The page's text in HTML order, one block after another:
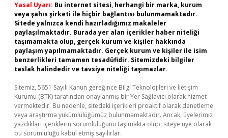
Yasal Uyarı: Bu internet sitesi, herhangi bir marka, kurum
veya şahıs şirketi ile hiçbir bağlantısı bulunmamaktadır.
Sitede yalnızca kendi hazırladığımız makaleler
paylaşılmaktadır. Burada yer alan içerikler haber niteliği
taşımamakta olup, gerçek kurum ve kişiler hakkında
paylaşım yapılmamaktadır. Gerçek kurum ve kişiler ile isim
benzerlikleri tamamen tesadüfidir. Sitemizdeki bilgiler
taslak halindedir ve tavsiye niteliği taşımazlar.
Sitemiz, 5651 Sayılı Kanun gereğince Bilgi Teknolojileri ve İletişim
Kurumu (BTK) tarafından onaylanmış bir Yer Sağlayıcı olarak hizmet
vermektedir. Bu nedenle, sitedeki içerikleri proaktif olarak denetleme
veya araştırma yükümlülüğümüz bulunmamaktadır. Ancak, üyelerimiz
yazdıkları içeriklerin sorumluluğunu taşımakta olup, siteye üye olarak
bu sorumluluğu kabul etmiş sayılırlar.